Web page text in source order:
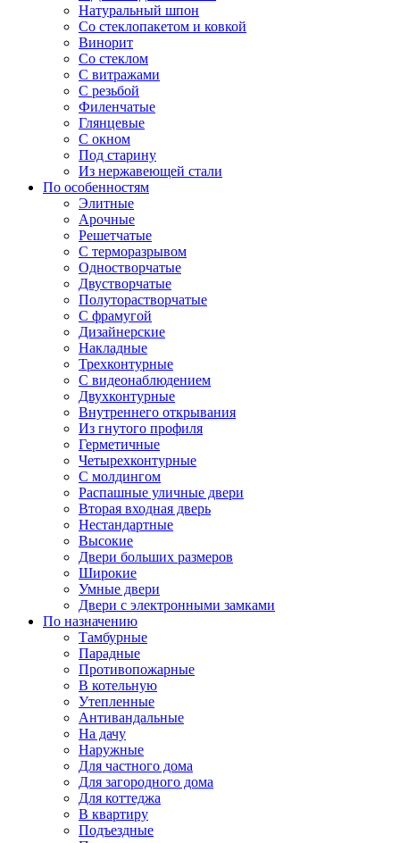
Натуральный шпон
Со стеклопакетом и ковкой
Винорит
Со стеклом
С витражами
С резьбой
Филенчатые
Глянцевые
С окном
Под старину
Из нержавеющей стали
По особенностям
Элитные
Арочные
Решетчатые
С терморазрывом
Одностворчатые
Двустворчатые
Полуторастворчатые
С фрамугой
Дизайнерские
Накладные
Трехконтурные
С видеонаблюдением
Двухконтурные
Внутреннего открывания
Из гнутого профиля
Герметичные
Четырехконтурные
С молдингом
Распашные уличные двери
Вторая входная дверь
Нестандартные
Высокие
Двери больших размеров
Широкие
Умные двери
Двери с электронными замками
По назначению
Тамбурные
Парадные
Противопожарные
В котельную
Утепленные
Антивандальные
На дачу
Наружные
Для частного дома
Для загородного дома
Для коттеджа
В квартиру
Подъездные